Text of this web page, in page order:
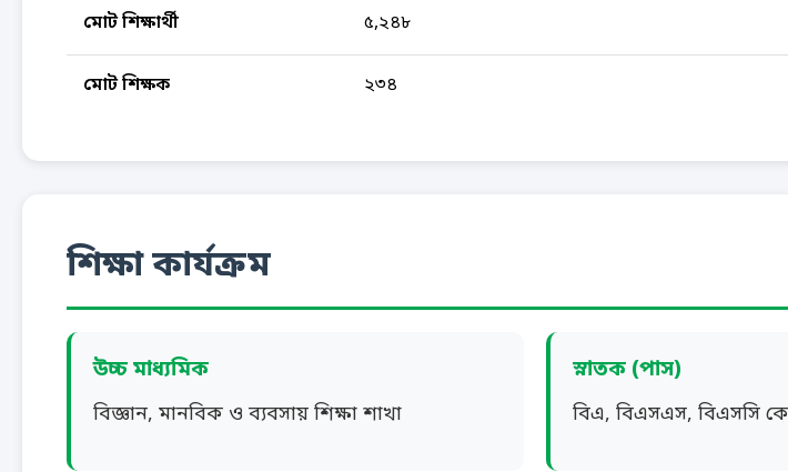
মোট শিক্ষার্থী ৫,২৪৮
মোট শিক্ষক ২৩৪
শিক্ষা কার্যক্রম
উচ্চ মাধ্যমিক
বিজ্ঞান, মানবিক ও ব্যবসায় শিক্ষা শাখা
স্নাতক (পাস)
বিএ, বিএসএস, বিএসসি